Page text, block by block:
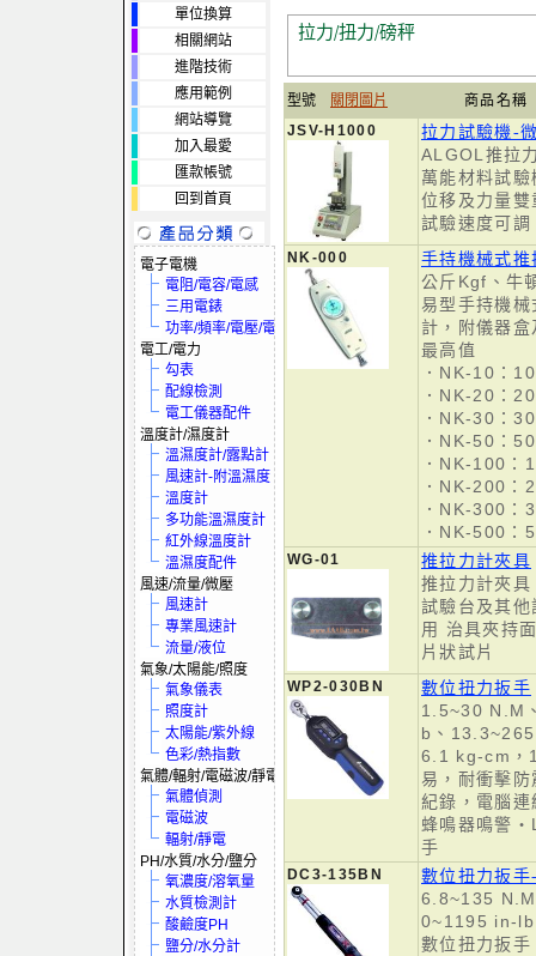
單位換算
相關網站
進階技術
應用範例
網站導覽
加入最愛
匯款帳號
回到首頁
電子電機
電阻/電容/電感
三用電錶
功率/頻率/電壓/電流
電工/電力
勾表
配線檢測
電工儀器配件
溫度計/濕度計
溫濕度計/露點計
風速計-附溫濕度
溫度計
多功能溫濕度計
紅外線溫度計
溫濕度配件
風速/流量/微壓
風速計
專業風速計
流量/液位
氣象/太陽能/照度
氣象儀表
照度計
太陽能/紫外線
色彩/熱指數
氣體/輻射/電磁波/靜電
氣體偵測
電磁波
輻射/靜電
PH/水質/水分/鹽分
氧濃度/溶氧量
水質檢測計
酸鹼度PH
鹽分/水分計
拉力/扭力/磅秤
型號 關閉圖片
商品名稱
JSV-H1000
拉力試驗機-
ALGOL推拉
萬能材料試
位移及力量雙
試驗速度可
NK-000
手持機械式推
公斤Kgf、牛
易型手持機
計，附儀器
最高值
．NK-10：
．NK-20：
．NK-30：
．NK-50：
．NK-100：
．NK-200：
．NK-300：
．NK-500：
WG-01
推拉力計夾具
推拉力計夾
試驗台及其
用 治具夾持
片狀試片
WP2-030BN
數位扭力扳手
1.5~30 N.M
b、
6.1 kg-cm，
易，耐衝擊
紀錄，電腦
蜂鳴器鳴警
手
DC3-135BN
數位扭力扳
6.8~135
0~1195 in-
數位扭力扳